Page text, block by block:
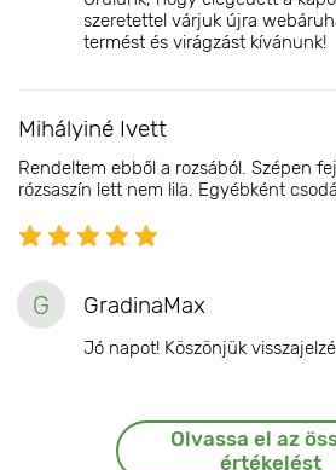
szeretettel várjuk újra
termést és virágzást kívánunk!
Mihályiné Ivett
Rendeltem ebből a rozsából. Szépen
rózsaszín lett nem lila. Egyébként
G GradinaMax
Jó napot! Köszönjük
Olvassa el az
értékelést